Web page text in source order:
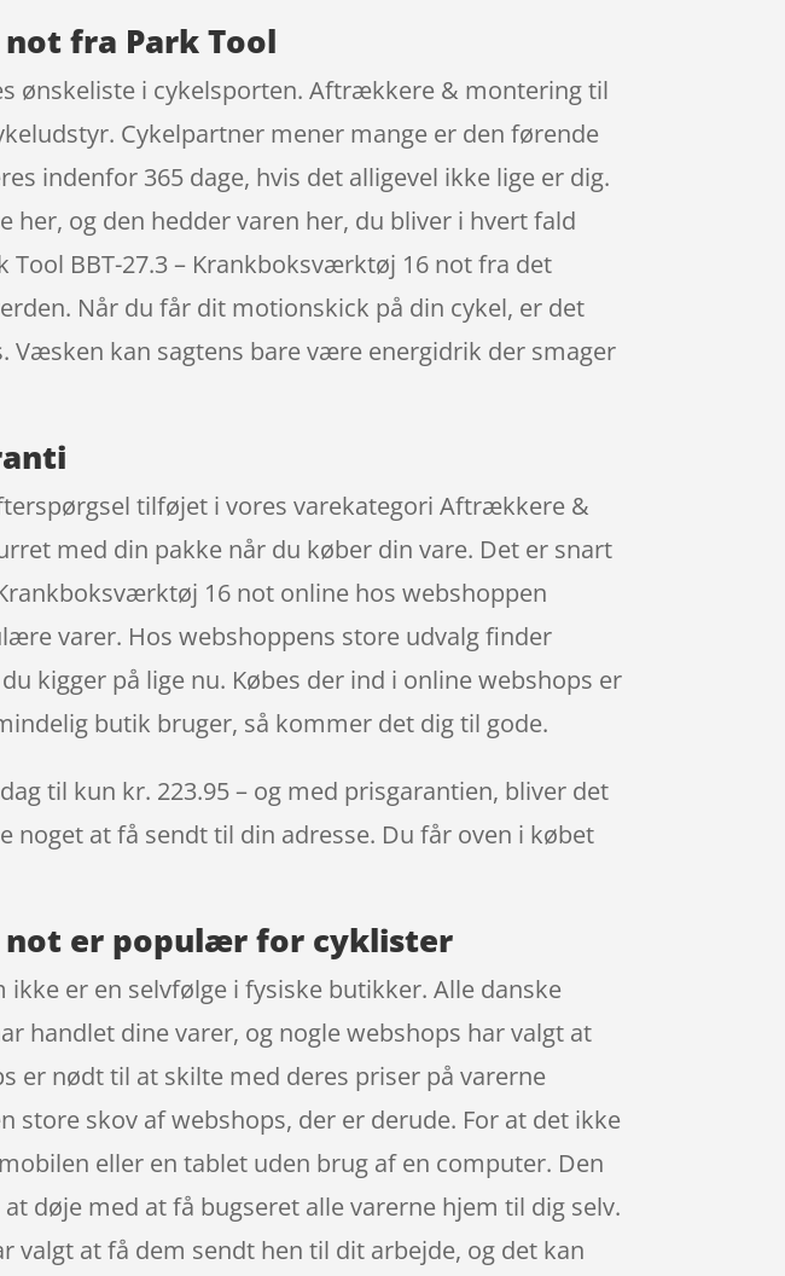
fra Park Tool
ønskeliste i cykelsporten. Aftrækkere & montering til
Cykelpartner mener mange er den førende
indenfor 365 dage, hvis det alligevel ikke lige er dig.
og den hedder varen her, du bliver i hvert fald
Tool BBT-27.3 – Krankboksværktøj 16 not fra det
Når du får dit motionskick på din cykel, er det
kan sagtens bare være energidrik der smager
tilføjet i vores varekategori Aftrækkere &
med din pakke når du køber din vare. Det er snart
16 not online hos webshoppen
varer. Hos webshoppens store udvalg finder
kigger på lige nu. Købes der ind i online webshops er
butik bruger, så kommer det dig til gode.
til kun kr. 223.95 – og med prisgarantien, bliver det
noget at få sendt til din adresse. Du får oven i købet
not er populær for cyklister
er en selvfølge i fysiske butikker. Alle danske
handlet dine varer, og nogle webshops har valgt at
er nødt til at skilte med deres priser på varerne
store skov af webshops, der er derude. For at det ikke
eller en tablet uden brug af en computer. Den
døje med at få bugseret alle varerne hjem til dig selv.
valgt at få dem sendt hen til dit arbejde, og det kan